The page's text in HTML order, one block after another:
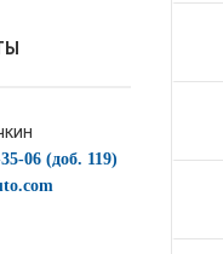
06 (доб. 119)